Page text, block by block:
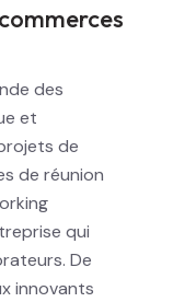
des
et
de
de réunion
qui
De
innovants